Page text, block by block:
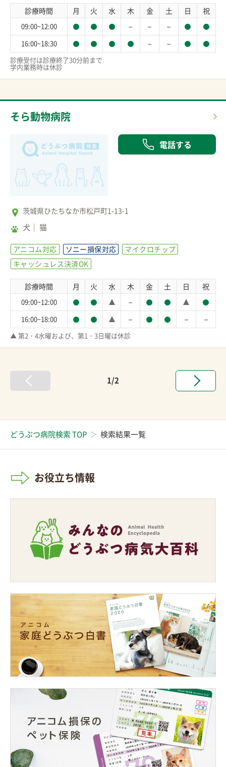
診療時間 月 火 水 木 金 土 日 祝
09:00~12:00 － － －
16:00~18:30 － －
診療受付は診療終了30分前まで
学内業務時は休診
そら動物病院
電話する
茨城県ひたちなか市松戸町1-13-1
犬 猫
アニコム対応 ソニー損保対応
マイクロチップ
キャッシュレス決済OK
診療時間 月 火 水 木 金 土 日 祝
09:00~12:00 －
16:00~18:00 － － －
▲ 第2・4水曜および、第1・3日曜は休診
1/2
どうぶつ病院検索 TOP 検索結果一覧
お役立ち情報